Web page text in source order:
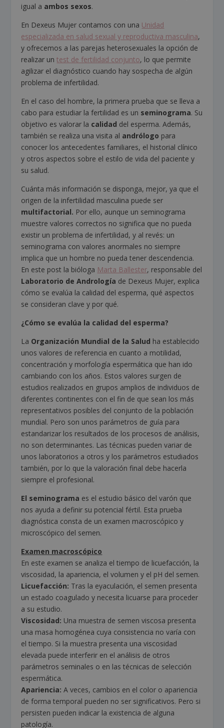
igual a ambos sexos.
En Dexeus Mujer contamos con una Unidad
especializada en salud sexual y reproductiva masculina,
y ofrecemos a las parejas heterosexuales la opción de
realizar untest de fertilidad conjunto, lo que permite
agilizar el diagnóstico cuando hay sospecha de algún
problema de infertilidad.
En el caso del hombre, la primera prueba que se lleva a
cabo para estudiar la fertilidad es un seminograma. Su
objetivo es valorar la calidad del esperma. Además,
también se realiza una visita al andrólogo para
conocer los antecedentes familiares, el historial clínico
y otros aspectos sobre el estilo de vida del paciente y
su salud.
Cuánta más información se disponga, mejor, ya que el
origen de la infertilidad masculina puede ser
multifactorial. Por ello, aunque un seminograma
muestre valores correctos no significa que no pueda
existir un problema de infertilidad, y al revés: un
seminograma con valores anormales no siempre
implica que un hombre no pueda tener descendencia.
En este post la bióloga Marta Ballester, responsable del
Laboratorio de Andrología de Dexeus Mujer, explica
cómo se evalúa la calidad del esperma, qué aspectos
se consideran clave y por qué.
¿Cómo se evalúa la calidad del esperma?
La Organización Mundial de la Salud ha establecido
unos valores de referencia en cuanto a motilidad,
concentración y morfología espermática que han ido
cambiando con los años. Estos valores surgen de
estudios realizados en grupos amplios de individuos de
diferentes continentes con el fin de que sean los más
representativos posibles del conjunto de la población
mundial. Pero son unos parámetros de guía para
estandarizar los resultados de los procesos de análisis,
no son determinantes. Las técnicas pueden variar de
unos laboratorios a otros y los parámetros estudiados
también, por lo que la valoración final debe hacerla
siempre el profesional.
El seminograma es el estudio básico del varón que
nos ayuda a definir su potencial fértil. Esta prueba
diagnóstica consta de un examen macroscópico y
microscópico del semen.
Examen macroscópico
En este examen se analiza el tiempo de licuefacción, la
viscosidad, la apariencia, el volumen y el pH del semen.
Licuefacción: Tras la eyaculación, el semen presenta
un estado coagulado y necesita licuarse para proceder
a su estudio.
Viscosidad: Una muestra de semen viscosa presenta
una masa homogénea cuya consistencia no varía con
el tiempo. Si la muestra presenta una viscosidad
elevada puede interferir en el análisis de otros
parámetros seminales o en las técnicas de selección
espermática.
Apariencia:A veces, cambios en el color o apariencia
de forma temporal pueden no ser significativos. Pero si
persisten pueden indicar la existencia de alguna
patología.